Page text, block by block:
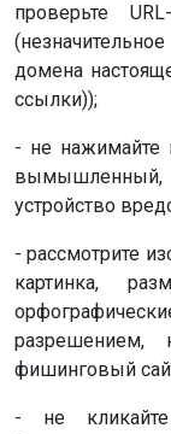
проверьте
домена
ссылки));
- не нажимайте
вымышленный,
устройство
- рассмотрите
картинка,
разрешением,
фишинговый
- не